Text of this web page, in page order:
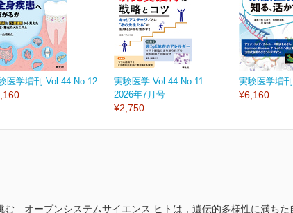
医学増刊 Vol.44 No.12
実験医学 Vol.44 No.11
2026年7月号
¥2,750
実験医学増
¥6,160
む オープンシステムサイエンス ヒトは，遺伝的多様性に満ち